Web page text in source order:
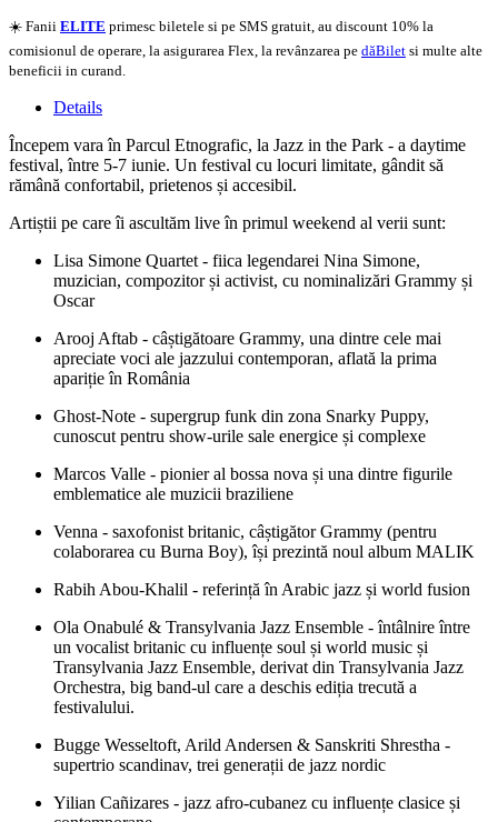
☀️ Fanii ELITE primesc biletele si pe SMS gratuit, au discount 10% la
comisionul de operare, la asigurarea Flex, la revânzarea pe dăBilet si multe alte
beneficii in curand.
Details
Începem vara în Parcul Etnografic, la Jazz in the Park - a daytime
festival, între 5-7 iunie. Un festival cu locuri limitate, gândit să
rămână confortabil, prietenos și accesibil.
Artiștii pe care îi ascultăm live în primul weekend al verii sunt:
Lisa Simone Quartet - fiica legendarei Nina Simone,
muzician, compozitor și activist, cu nominalizări Grammy și
Oscar
Arooj Aftab - câștigătoare Grammy, una dintre cele mai
apreciate voci ale jazzului contemporan, aflată la prima
apariție în România
Ghost-Note - supergrup funk din zona Snarky Puppy,
cunoscut pentru show-urile sale energice și complexe
Marcos Valle - pionier al bossa nova și una dintre figurile
emblematice ale muzicii braziliene
Venna - saxofonist britanic, câștigător Grammy (pentru
colaborarea cu Burna Boy), își prezintă noul album MALIK
Rabih Abou-Khalil - referință în Arabic jazz și world fusion
Ola Onabulé & Transylvania Jazz Ensemble - întâlnire între
un vocalist britanic cu influențe soul și world music și
Transylvania Jazz Ensemble, derivat din Transylvania Jazz
Orchestra, big band-ul care a deschis ediția trecută a
festivalului.
Bugge Wesseltoft, Arild Andersen & Sanskriti Shrestha -
supertrio scandinav, trei generații de jazz nordic
Yilian Cañizares - jazz afro-cubanez cu influențe clasice și